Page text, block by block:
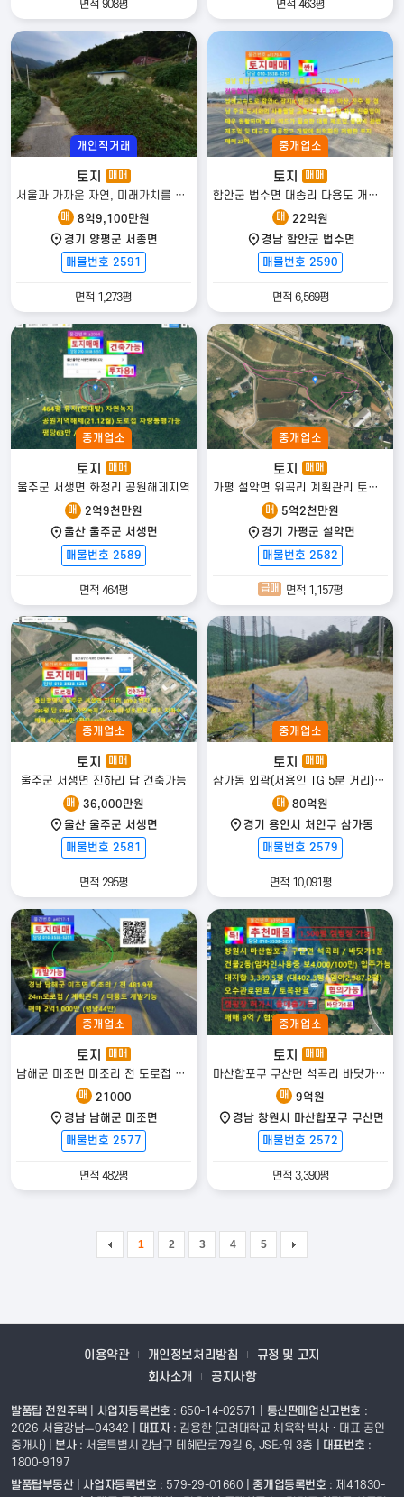
면적 908평 면적 463평
개인직거래
토지 매매
서울과 가까운 자연, 미래가치를 담은 문호리 토지!! 분할가능!!
매 8억9,100만원
경기 양평군 서종면
매물번호 2591
면적 1,273평
중개업소
토지 매매
함안군 법수면 대송리 다용도 개발부지
매
22억원
경남 함안군 법수면
매물번호 2590
면적 6,569평
중개업소
토지 매매
울주군 서생면 화정리 공원해제지역
매 2억9천만원
울산 울주군 서생면
매물번호 2589
면적 464평
중개업소
토지 매매
가평 설악면 위곡리 계획관리 토지｜평당 45만, 1,156평 급매
매
5억2천만원
경기 가평군 설악면
매물번호 2582
급매 면적 1,157평
중개업소
토지 매매
울주군 서생면 진하리 답 건축가능
매 36,000만원
울산 울주군 서생면
매물번호 2581
면적 295평
중개업소
토지 매매
삼가동 외곽(서용인 TG 5분 거리) 토지(허가득 1필 외 2필지) 매매
매
80억원
경기 용인시 처인구 삼가동
매물번호 2579
면적 10,091평
중개업소
토지 매매
남해군 미조면 미조리 전 도로접 개발가능
매 21000
경남 남해군 미조면
매물번호 2577
면적 482평
중개업소
토지 매매
마산합포구 구산면 석곡리 바닷가1분
매
9억원
경남 창원시 마산합포구 구산면
매물번호 2572
면적 3,390평
1 2 3 4 5
이용약관 개인정보처리방침
규정 및 고지
회사소개
공지사항
발품탑 전원주택 사업자등록번호 : 650-14-02571 | 통신판매업신고번호 :
2026-서울강남ㅡ04342 |
대표자: 김용한 (고려대학교 체육학 박사 · 대표 공인
중개사)
본사: 서울특별시 강남구 테헤란로79길 6, JS타워 3층 | 대표번호 :
1800-9197
발품탑부동산| 사업자등록번호 : 579-29-01660 | 중개업등록번호 : 제41830-